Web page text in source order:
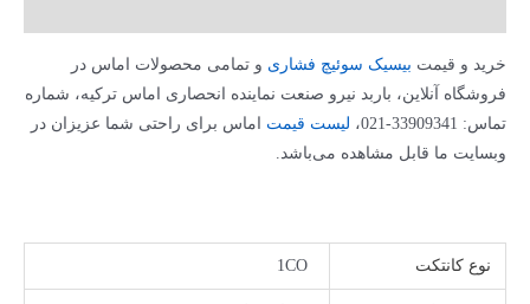
خرید و قیمت بیسیک سوئیچ فشاری و تمامی محصولات اماس در
فروشگاه آنلاین، باربد نیرو صنعت نماینده انحصاری اماس ترکیه، شماره
تماس: 33909341-021،
لیست قیمت اماس برای راحتی شما عزیزان در
وبسایت ما قابل مشاهده می‌باشد.
نوع کانتکت 1CO